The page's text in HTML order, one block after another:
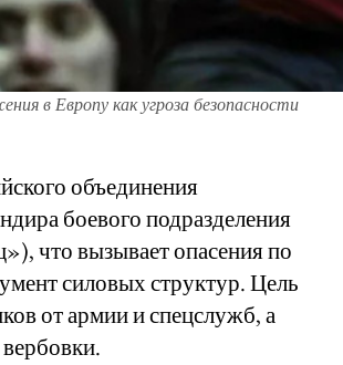
в Европу как угроза безопасности
объединения
боевого подразделения
что вызывает опасения по
силовых структур. Цель
от армии и спецслужб, а